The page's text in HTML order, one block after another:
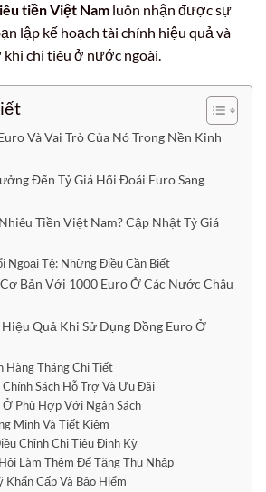
tiền Việt Nam luôn nhận được sự
lập kế hoạch tài chính hiệu quả và
chi tiêu ở nước ngoài.
Và Vai Trò Của Nó Trong Nền Kinh
Đến Tỷ Giá Hối Đoái Euro Sang
Tiền Việt Nam? Cập Nhật Tỷ Giá
Ngoại Tệ: Những Điều Cần Biết
Bản Với 1000 Euro Ở Các Nước Châu
Quả Khi Sử Dụng Đồng Euro Ở
Hàng Tháng Chi Tiết
Chính Sách Hỗ Trợ Và Ưu Đãi
Phù Hợp Với Ngân Sách
Minh Và Tiết Kiệm
Chỉnh Chi Tiêu Định Kỳ
Làm Thêm Để Tăng Thu Nhập
Khẩn Cấp Và Bảo Hiểm